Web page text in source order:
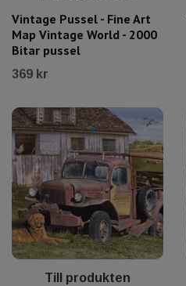
Vintage Pussel - Fine Art
Map Vintage World - 2000
Bitar pussel
369 kr
Till produkten